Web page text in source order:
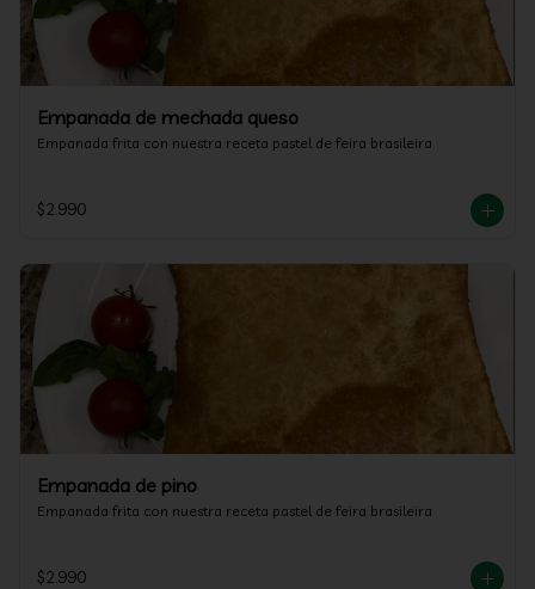
Empanada de mechada queso
Empanada frita con nuestra receta pastel de feira brasileira
$2.990
Empanada de pino
Empanada frita con nuestra receta pastel de feira brasileira
$2.990